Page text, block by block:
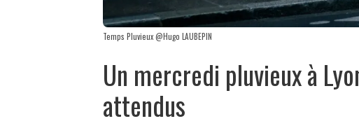
Temps Pluvieux @Hugo LAUBEPIN
Un mercredi pluvieux à
attendus